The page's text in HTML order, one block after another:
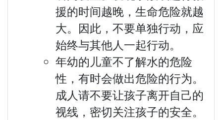
援的时间越晚，生命危险就越
大。因此，不要单独行动，应
始终与其他人一起行动。
年幼的儿童不了解水的危险
性，有时会做出危险的行为。
成人请不要让孩子离开自己的
视线，密切关注孩子的安全。